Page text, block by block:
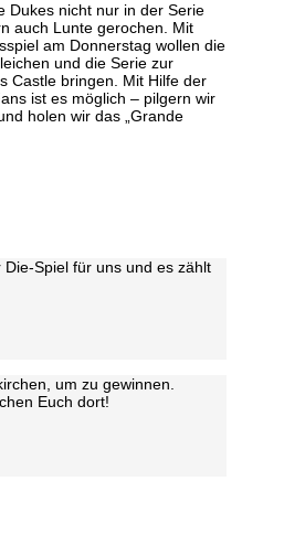
Dukes nicht nur in der Serie
auch Lunte gerochen. Mit
am Donnerstag wollen die
und die Serie zur
Castle bringen. Mit Hilfe der
ist es möglich – pilgern wir
holen wir das „Grande
Die-Spiel für uns und es zählt
um zu gewinnen.
Euch dort!